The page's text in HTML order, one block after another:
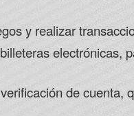
y realizar
electrónicas,
de cuenta,